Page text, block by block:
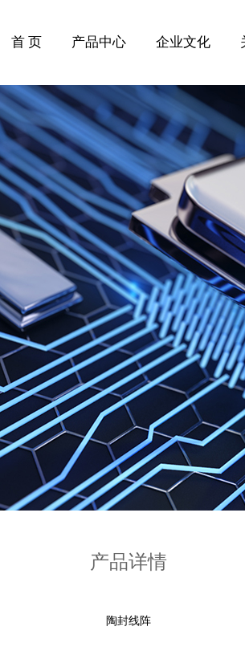
首 页 产品中心 企业文化
产品详情
陶封线阵